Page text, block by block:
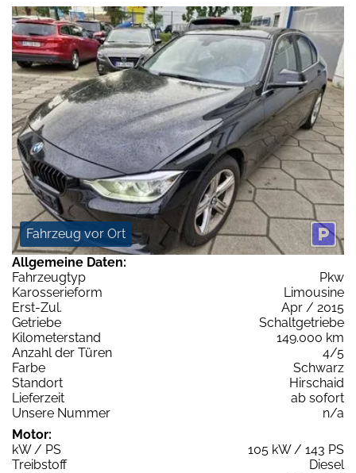
Fahrzeug vor Ort
Allgemeine Daten:
Fahrzeugtyp
Pkw
Karosserieform
Limousine
Erst-Zul.
Apr / 2015
Getriebe
Schaltgetriebe
Kilometerstand
149.000 km
Anzahl der Türen
4/5
Farbe
Schwarz
Standort
Hirschaid
Lieferzeit
ab sofort
Unsere Nummer
n/a
Motor:
kW / PS
105 kW / 143 PS
Treibstoff
Diesel